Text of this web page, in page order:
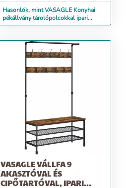
Hasonlók, mint VASAGLE Konyhai
pékállvány tárolópolcokkal ipari
kivitelben 84 x...
VASAGLE VÁLLFA 9
AKASZTÓVAL ÉS
CIPŐTARTÓVAL, IPARI